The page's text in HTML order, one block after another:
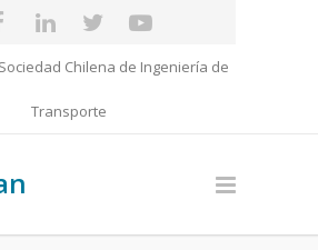
Sociedad Chilena de Ingeniería de
Transporte